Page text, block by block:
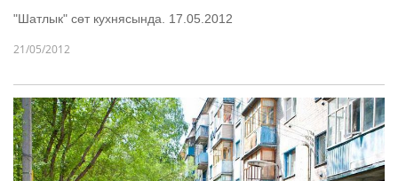
"Шатлык" сөт кухнясында. 17.05.2012
21/05/2012